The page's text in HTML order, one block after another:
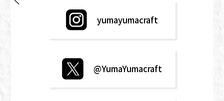
yumayumacraft
@YumaYumacraft